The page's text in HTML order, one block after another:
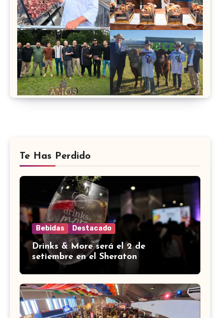
Te Has Perdido
Bebidas Destacado
Drinks & More será el 2 de
setiembre en el Sheraton